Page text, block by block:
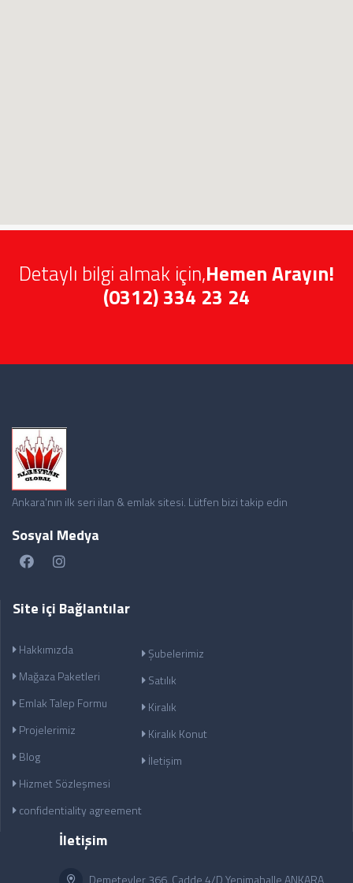
Detaylı bilgi almak için,Hemen Arayın!
(0312) 334 23 24
Ankara'nın ilk seri ilan & emlak sitesi. Lütfen bizi takip edin
Sosyal Medya
Site içi Bağlantılar
Hakkımızda
Mağaza Paketleri
Emlak Talep Formu
Projelerimiz
Blog
Hizmet Sözleşmesi
confidentiality agreement
Şubelerimiz
Satılık
Kiralık
Kiralık Konut
İletişim
İletişim
Demetevler 366. Cadde 4/D Yenimahalle ANKARA